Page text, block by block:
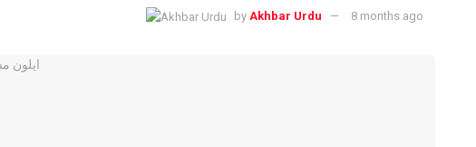
by Akhbar Urdu 8 months ago